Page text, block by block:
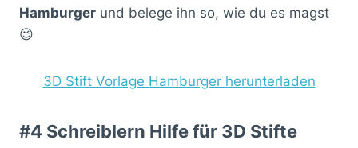
Hamburger und belege ihn so, wie du es magst
😉
3D Stift Vorlage Hamburger herunterladen
#4 Schreiblern Hilfe für 3D Stifte